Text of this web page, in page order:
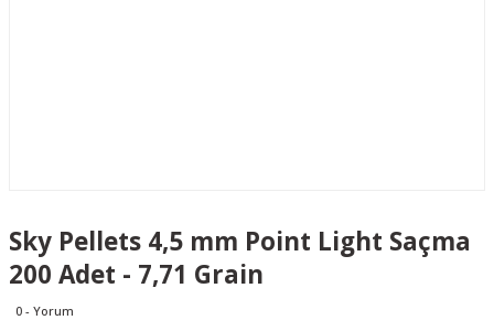
Sky Pellets 4,5 mm Point Light Saçma
200 Adet - 7,71 Grain
0 - Yorum